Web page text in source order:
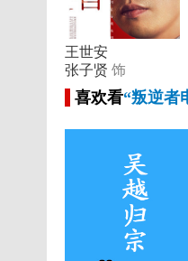
王世安
张子贤 饰
喜欢看“叛逆者